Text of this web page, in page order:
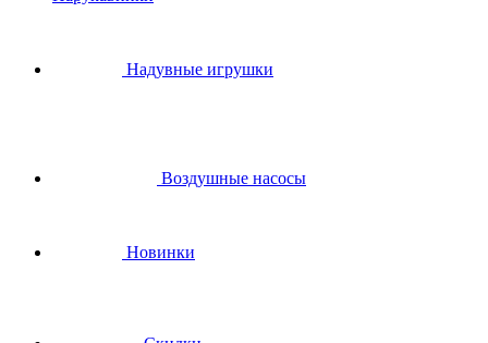
Надувные игрушки
Воздушные насосы
Новинки